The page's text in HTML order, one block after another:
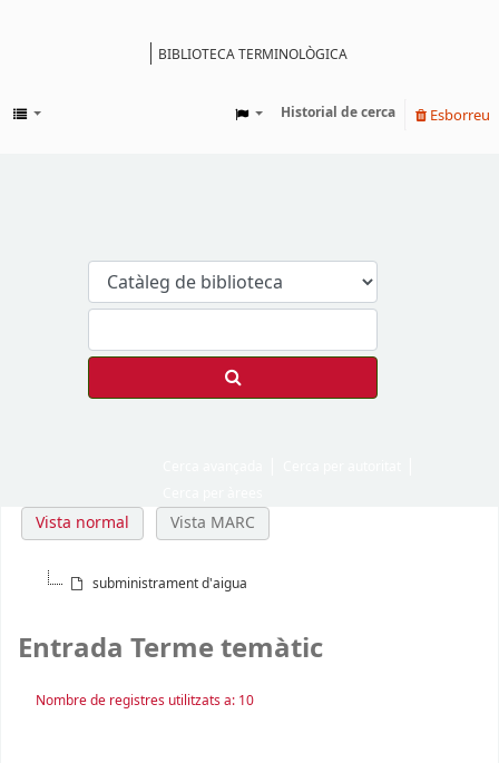
BIBLIOTECA TERMINOLÒGICA
Historial de cerca Esborreu
Vista normal Vista MARC
subministrament d'aigua
Entrada Terme temàtic
Nombre de registres utilitzats a: 10